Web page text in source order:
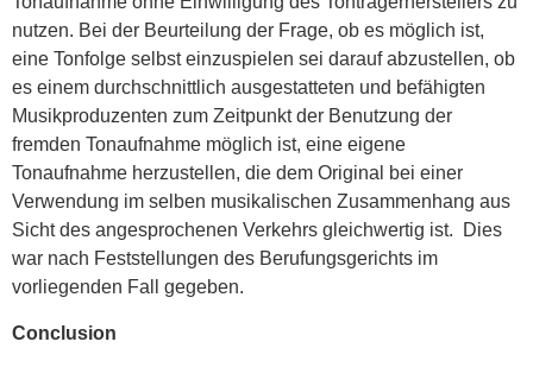
nutzen. Bei der Beurteilung der Frage, ob es möglich ist,
eine Tonfolge selbst einzuspielen sei darauf abzustellen, ob
es einem durchschnittlich ausgestatteten und befähigten
Musikproduzenten zum Zeitpunkt der Benutzung der
fremden Tonaufnahme möglich ist, eine eigene
Tonaufnahme herzustellen, die dem Original bei einer
Verwendung im selben musikalischen Zusammenhang aus
Sicht des angesprochenen Verkehrs gleichwertig ist. Dies
war nach Feststellungen des Berufungsgerichts im
vorliegenden Fall gegeben.
Conclusion